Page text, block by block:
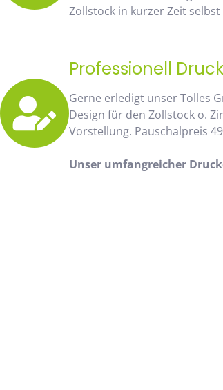
Zollstock in kurzer Zeit selbst
Professionell
Gerne erledigt unser Tolles
Design für den Zollstock o.
Vorstellung. Pauschalpreis
Unser umfangreicher